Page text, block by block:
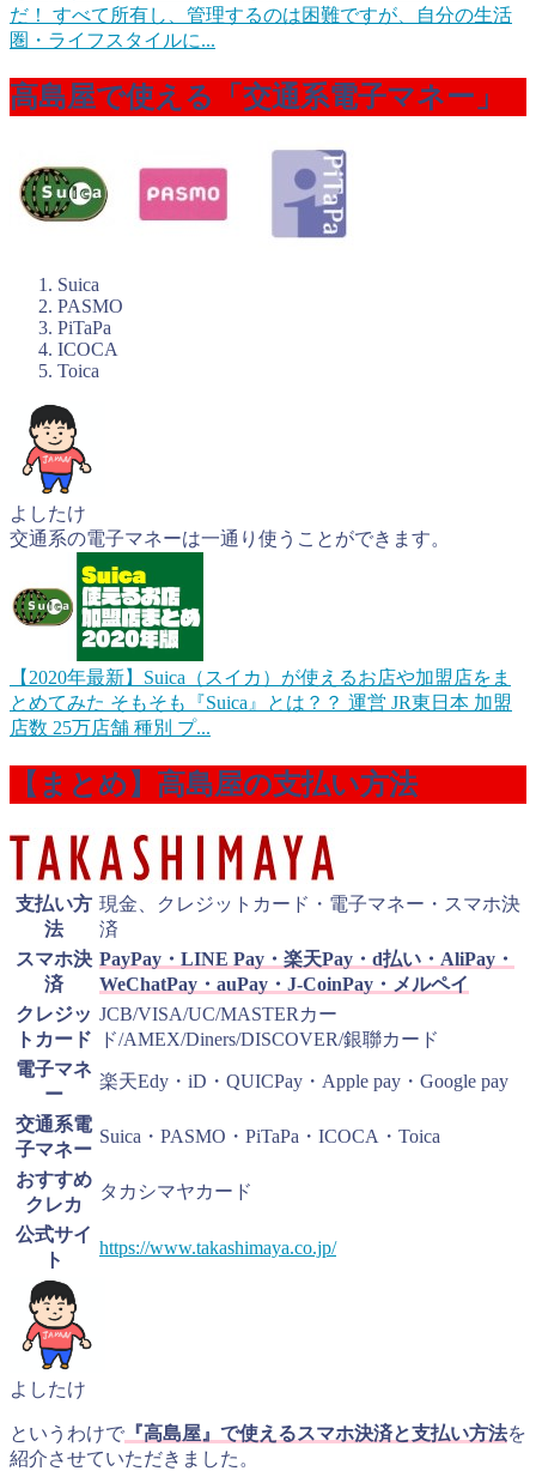
だ！ すべて所有し、管理するのは困難ですが、自分の生活
圏・ライフスタイルに...
高島屋で使える「交通系電子マネー」
Suica
PASMO
PiTaPa
ICOCA
Toica
よしたけ
交通系の電子マネーは一通り使うことができます。
【2020年最新】Suica（スイカ）が使えるお店や加盟店をま
とめてみた そもそも『Suica』とは？？ 運営 JR東日本 加盟
店数 25万店舗 種別 プ...
【まとめ】高島屋の支払い方法
支払い方
法
現金、クレジットカード・電子マネー・スマホ決
済
スマホ決
済
PayPay・LINE Pay・楽天Pay・d払い・AliPay・
WeChatPay・auPay・J-CoinPay・メルペイ
クレジッ
トカード
JCB/VISA/UC/MASTERカー
ド/AMEX/Diners/DISCOVER/銀聯カード
電子マネ
ー
楽天Edy・iD・QUICPay・Apple pay・Google pay
交通系電
子マネー
Suica・PASMO・PiTaPa・ICOCA・Toica
おすすめ
クレカ
タカシマヤカード
公式サイ
ト
https://www.takashimaya.co.jp/
よしたけ
というわけで 『高島屋』で使えるスマホ決済と支払い方法を
紹介させていただきました。